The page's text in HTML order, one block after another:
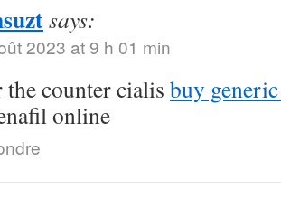
says:
2023 at 9 h 01 min
the counter cialis buy
online